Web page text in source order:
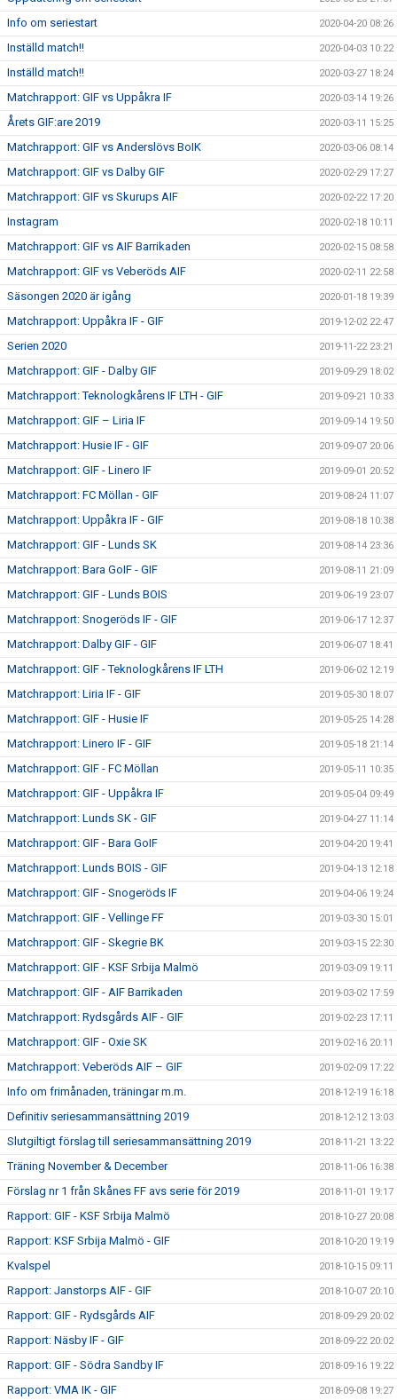
Info om seriestart 2020-04-20 08:26
Inställd match!! 2020-04-03 10:22
Inställd match!! 2020-03-27 18:24
Matchrapport: GIF vs Uppåkra IF 2020-03-14 19:26
Årets GIF:are 2019 2020-03-11 15:25
Matchrapport: GIF vs Anderslövs BoIK 2020-03-06 08:14
Matchrapport: GIF vs Dalby GIF 2020-02-29 17:27
Matchrapport: GIF vs Skurups AIF 2020-02-22 17:20
Instagram 2020-02-18 10:11
Matchrapport: GIF vs AIF Barrikaden 2020-02-15 08:58
Matchrapport: GIF vs Veberöds AIF 2020-02-11 22:58
Säsongen 2020 är igång 2020-01-18 19:39
Matchrapport: Uppåkra IF - GIF 2019-12-02 22:47
Serien 2020 2019-11-22 23:21
Matchrapport: GIF - Dalby GIF 2019-09-29 18:02
Matchrapport: Teknologkårens IF LTH - GIF 2019-09-21 10:33
Matchrapport: GIF – Liria IF 2019-09-14 19:50
Matchrapport: Husie IF - GIF 2019-09-07 20:06
Matchrapport: GIF - Linero IF 2019-09-01 20:52
Matchrapport: FC Möllan - GIF 2019-08-24 11:07
Matchrapport: Uppåkra IF - GIF 2019-08-18 10:38
Matchrapport: GIF - Lunds SK 2019-08-14 23:36
Matchrapport: Bara GoIF - GIF 2019-08-11 21:09
Matchrapport: GIF - Lunds BOIS 2019-06-19 23:07
Matchrapport: Snogeröds IF - GIF 2019-06-17 12:37
Matchrapport: Dalby GIF - GIF 2019-06-07 18:41
Matchrapport: GIF - Teknologkårens IF LTH 2019-06-02 12:19
Matchrapport: Liria IF - GIF 2019-05-30 18:07
Matchrapport: GIF - Husie IF 2019-05-25 14:28
Matchrapport: Linero IF - GIF 2019-05-18 21:14
Matchrapport: GIF - FC Möllan 2019-05-11 10:35
Matchrapport: GIF - Uppåkra IF 2019-05-04 09:49
Matchrapport: Lunds SK - GIF 2019-04-27 11:14
Matchrapport: GIF - Bara GoIF 2019-04-20 19:41
Matchrapport: Lunds BOIS - GIF 2019-04-13 12:18
Matchrapport: GIF - Snogeröds IF 2019-04-06 19:24
Matchrapport: GIF - Vellinge FF 2019-03-30 15:01
Matchrapport: GIF - Skegrie BK 2019-03-15 22:30
Matchrapport: GIF - KSF Srbija Malmö 2019-03-09 19:11
Matchrapport: GIF - AIF Barrikaden 2019-03-02 17:59
Matchrapport: Rydsgårds AIF - GIF 2019-02-23 17:11
Matchrapport: GIF - Oxie SK 2019-02-16 20:11
Matchrapport: Veberöds AIF – GIF 2019-02-09 17:22
Info om frimånaden, träningar m.m. 2018-12-19 16:18
Definitiv seriesammansättning 2019 2018-12-12 13:03
Slutgiltigt förslag till seriesammansättning 2019 2018-11-21 13:22
Träning November & December 2018-11-06 16:38
Förslag nr 1 från Skånes FF avs serie för 2019 2018-11-01 19:17
Rapport: GIF - KSF Srbija Malmö 2018-10-27 20:08
Rapport: KSF Srbija Malmö - GIF 2018-10-20 19:19
Kvalspel 2018-10-15 09:11
Rapport: Janstorps AIF - GIF 2018-10-07 20:10
Rapport: GIF - Rydsgårds AIF 2018-09-29 20:02
Rapport: Näsby IF - GIF 2018-09-22 20:02
Rapport: GIF - Södra Sandby IF 2018-09-16 19:22
Rapport: VMA IK - GIF 2018-09-08 19:27